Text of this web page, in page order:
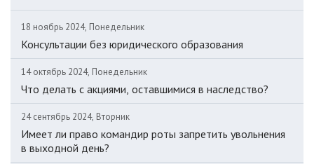
18 ноябрь 2024, Понедельник
Консультации без юридического образования
14 октябрь 2024, Понедельник
Что делать с акциями, оставшимися в наследство?
24 сентябрь 2024, Вторник
Имеет ли право командир роты запретить увольнения
в выходной день?